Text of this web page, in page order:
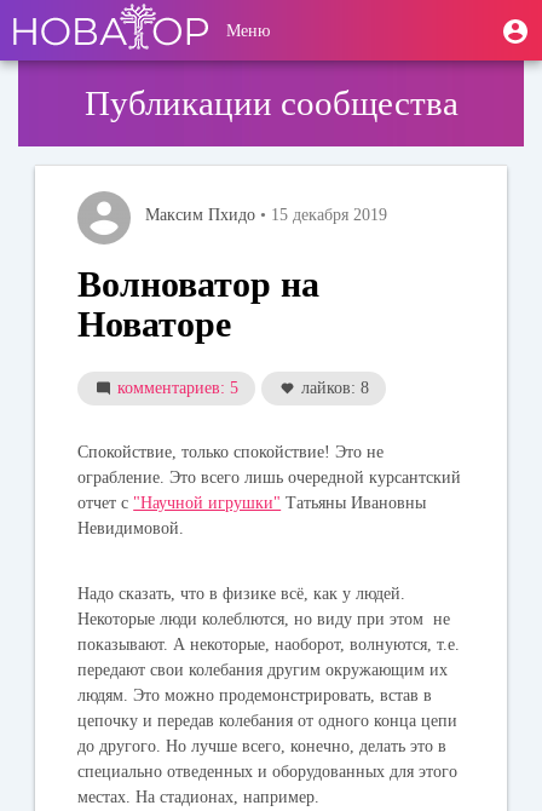
основному
содержанию
User
account
Меню
Публикации сообщества
Максим Пхидо • 15 декабря 2019
Волноватор на
Новаторе
комментариев: 5 лайков: 8
Спокойствие, только спокойствие! Это не
ограбление. Это всего лишь очередной курсантский
отчет с "Научной игрушки" Татьяны Ивановны
Невидимовой.
Надо сказать, что в физике всё, как у людей.
Некоторые люди колеблются, но виду при этом не
показывают. А некоторые, наоборот, волнуются, т.е.
передают свои колебания другим окружающим их
людям. Это можно продемонстрировать, встав в
цепочку и передав колебания от одного конца цепи
до другого. Но лучше всего, конечно, делать это в
специально отведенных и оборудованных для этого
местах. На стадионах, например.